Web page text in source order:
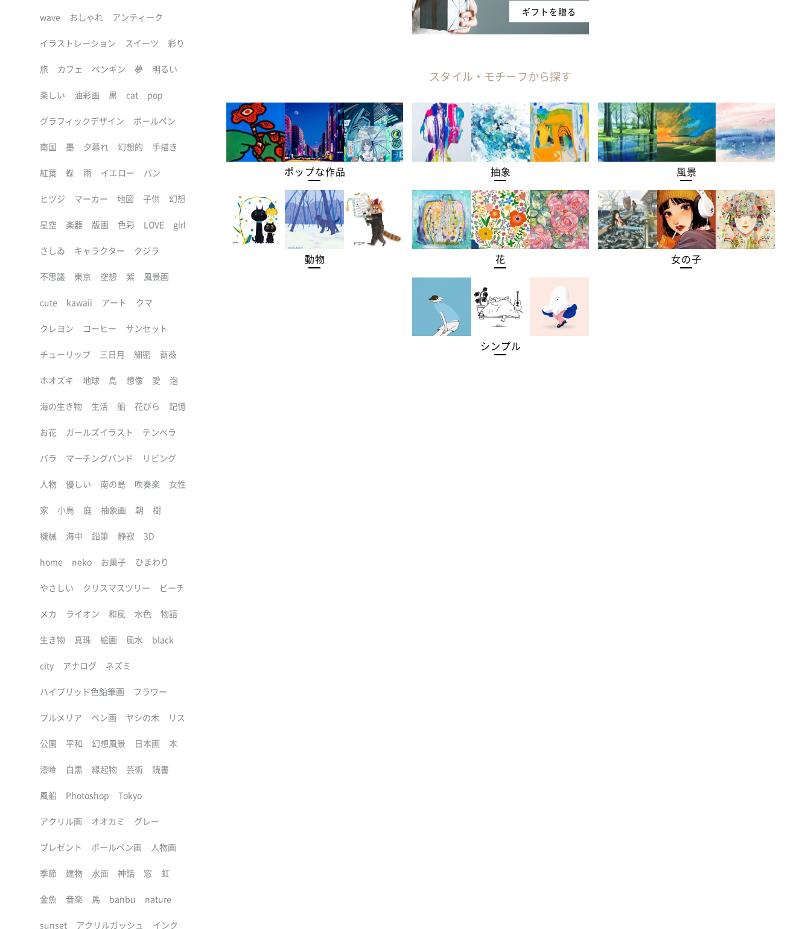
ギフトを贈る
スタイル・モチーフから探す
ポップな作品 抽象 風景
動物 花 女の子
シンプル
wave おしゃれ アンティーク
イラストレーション スイーツ 彩り
旅 カフェ ペンギン 夢 明るい
楽しい 油彩画 黒 cat pop
グラフィックデザイン ボールペン
南国 墨 夕暮れ 幻想的 手描き
紅葉 蝶 雨 イエロー パン
ヒツジ マーカー 地図 子供 幻想
星空 楽器 版画 色彩 LOVE girl
さしゐ キャラクター クジラ
不思議 東京 空想 紫 風景画
cute kawaii アート クマ
クレヨン コーヒー サンセット
チューリップ 三日月 細密 薔薇
ホオズキ 地球 島 想像 愛 泡
海の生き物 生活 船 花びら 記憶
お花 ガールズイラスト テンペラ
バラ マーチングバンド リビング
人物 優しい 南の島 吹奏楽 女性
家 小鳥 庭 抽象画 朝 樹
機械 海中 鉛筆 静寂 3D
home neko お菓子 ひまわり
やさしい クリスマスツリー ビーチ
メカ ライオン 和風 水色 物語
生き物 真珠 絵画 風水 black
city アナログ ネズミ
ハイブリッド色鉛筆画 フラワー
プルメリア ペン画 ヤシの木 リス
公園 平和 幻想風景 日本画 本
漆喰 白黒 縁起物 芸術 読書
風船 Photoshop Tokyo
アクリル画 オオカミ グレー
プレゼント ボールペン画 人物画
季節 建物 水面 神話 窓 虹
金魚 音楽 馬 banbu nature
sunset アクリルガッシュ インク